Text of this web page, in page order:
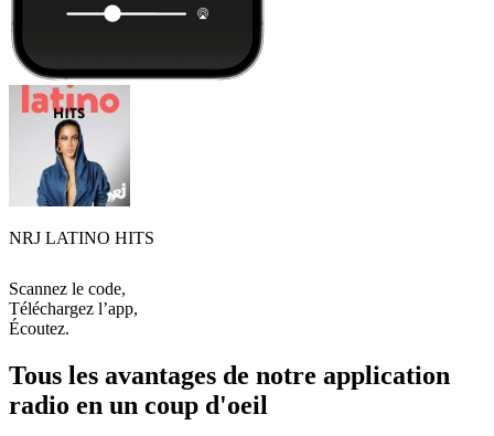
NRJ LATINO HITS
Scannez le code,
Téléchargez l’app,
Écoutez.
Tous les avantages de notre application
radio en un coup d'oeil